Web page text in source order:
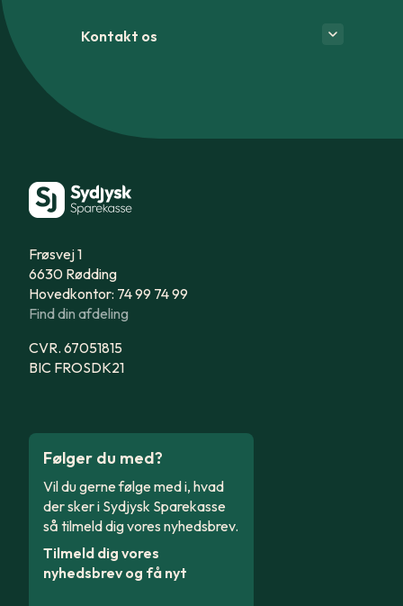
Kontakt os
Frøsvej 1
6630 Rødding
Hovedkontor: 74 99 74 99
Find din afdeling
CVR. 67051815
BIC FROSDK21
Følger du med?
Vil du gerne følge med i, hvad
der sker i Sydjysk Sparekasse
så tilmeld dig vores nyhedsbrev.
Tilmeld dig vores
nyhedsbrev og få nyt